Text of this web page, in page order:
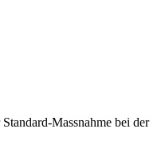
Massnahme bei der